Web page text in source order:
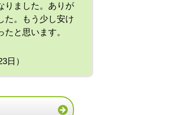
りました。ありが
た。もう少し安け
と思います。
日）